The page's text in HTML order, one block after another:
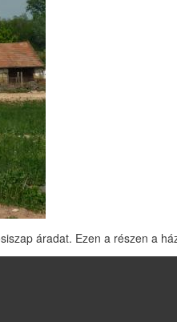
áradat. Ezen a részen a